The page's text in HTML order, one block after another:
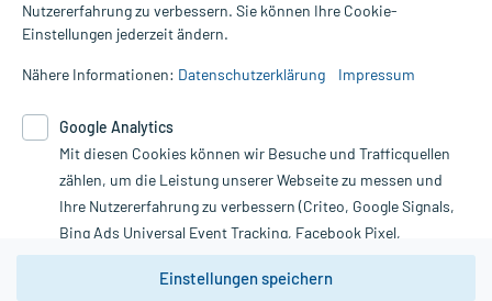
Alle Preise gelten inkl. MwSt., ggf. zzgl. Versandkosten
Informationen auf dieser Website werden ausschließlich für
die Untersuchung und Behandlung durch einen Arzt. Bitte
Therapien eingeleitet werden können. | Diese Webseite benutzt
Google Analytics. Lesen Sie bitte dazu die wichtigen Hinweise in
unserer Datenschutzerklärung. Für den Widerruf einer Bestellung
nutzen Sie das Formular:
Vertrag widerrufen
Nutzererfahrung zu verbessern. Sie können Ihre Cookie-
Einstellungen jederzeit ändern.
Nähere Informationen: Datenschutzerklärung Impressum
Google Analytics
Mit diesen Cookies können wir Besuche und Trafficquellen
zählen, um die Leistung unserer Webseite zu messen und
Ihre Nutzererfahrung zu verbessern (Criteo, Google Signals,
Bing Ads Universal Event Tracking, Facebook Pixel,
Youtube-Social Plugin).
Einstellungen speichern